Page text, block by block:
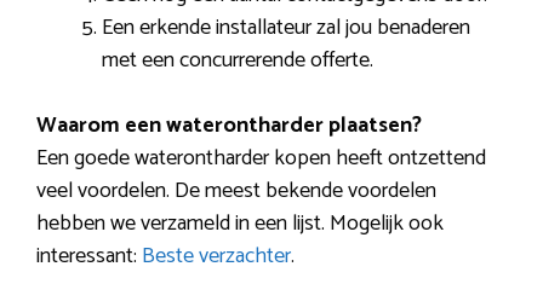
Een erkende installateur zal jou benaderen
met een concurrerende offerte.
Waarom een waterontharder plaatsen?
Een goede waterontharder kopen heeft ontzettend
veel voordelen. De meest bekende voordelen
hebben we verzameld in een lijst. Mogelijk ook
interessant: Beste verzachter.